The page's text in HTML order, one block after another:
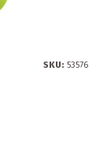
SKU: 53576